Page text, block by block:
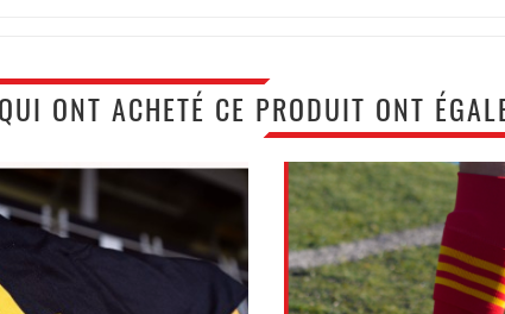
ONT ACHETÉ CE PRODUIT ONT